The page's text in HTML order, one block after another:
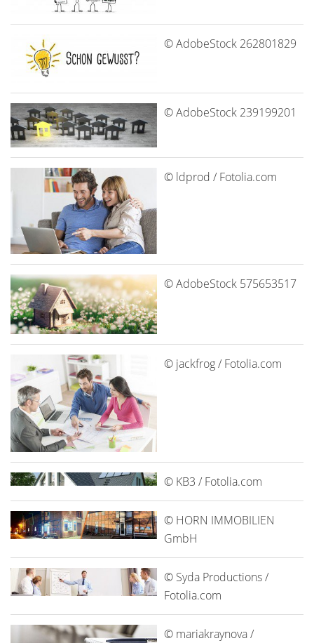
© AdobeStock 262801829
© AdobeStock 239199201
© ldprod / Fotolia.com
© AdobeStock 575653517
© jackfrog / Fotolia.com
© KB3 / Fotolia.com
© HORN IMMOBILIEN
GmbH
© Syda Productions /
Fotolia.com
© mariakraynova /